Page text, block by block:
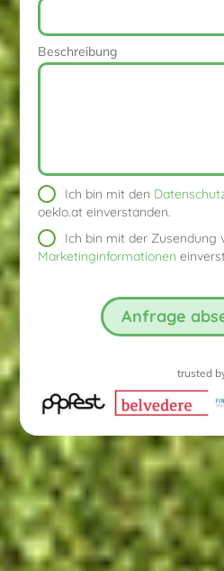
Beschreibung
Ich bin mit den
oeklo.at einverstanden.
Ich bin mit der Zusendung
Marketinginformationen
Anfrage
trusted